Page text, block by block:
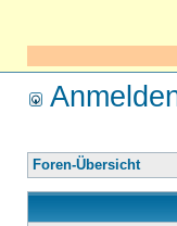
Foren-Übersicht